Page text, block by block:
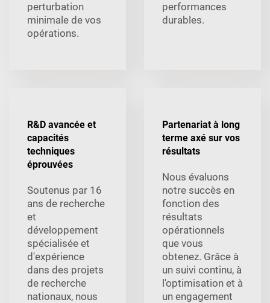
perturbation
minimale de vos
opérations.
performances
durables.
R&D avancée et
capacités
techniques
éprouvées
Soutenus par 16
ans de recherche
et
développement
spécialisée et
d'expérience
dans des projets
de recherche
nationaux, nous
Partenariat à long
terme axé sur vos
résultats
Nous évaluons
notre succès en
fonction des
résultats
opérationnels
que vous
obtenez. Grâce à
un suivi continu, à
l'optimisation et à
un engagement